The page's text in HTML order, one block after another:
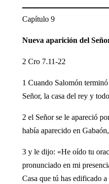
Capítulo 9
Nueva aparición del
2 Cro 7.11-22
1 Cuando Salomón
Señor, la casa del rey y
2 el Señor se le apareció
había aparecido en Gabaón,
3 y le dijo: «He oído tu
pronunciado en mi
Casa que tú has edificado